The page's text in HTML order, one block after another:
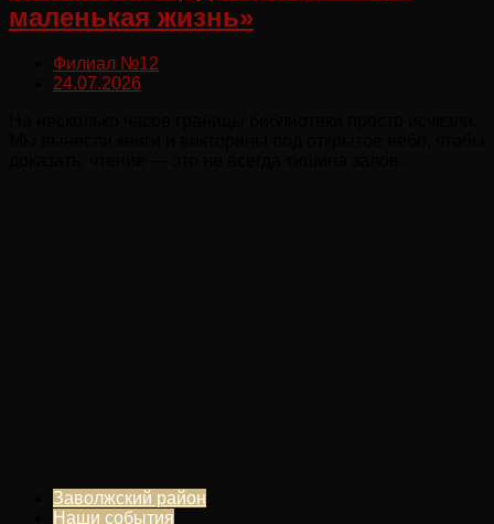
маленькая жизнь»
Филиал №12
24.07.2026
Заволжский район
Наши события